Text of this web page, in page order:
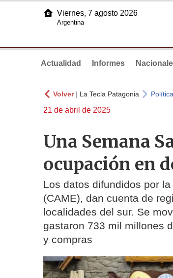
Viernes, 7 agosto 2026
Argentina
Actualidad Informes
Volver| La Tecla Patagonia
21 de abril de 2025
Una Semana
ocupación en
Los datos difundidos por
(CAME), dan cuenta de
localidades del sur. Se
gastaron 733 mil millones
y compras